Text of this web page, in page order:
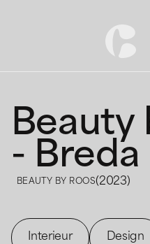
Beauty
- Breda
BEAUTY BY ROOS(2023)
Interieur Design